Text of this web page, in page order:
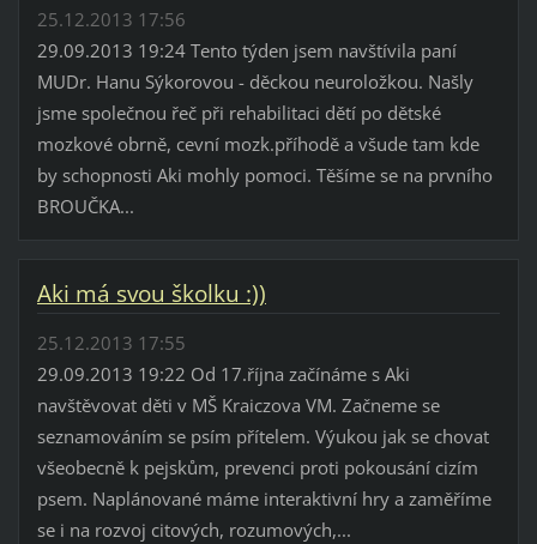
25.12.2013 17:56
29.09.2013 19:24 Tento týden jsem navštívila paní
MUDr. Hanu Sýkorovou - děckou neuroložkou. Našly
jsme společnou řeč při rehabilitaci dětí po dětské
mozkové obrně, cevní mozk.příhodě a všude tam kde
by schopnosti Aki mohly pomoci. Těšíme se na prvního
BROUČKA...
Aki má svou školku :))
25.12.2013 17:55
29.09.2013 19:22 Od 17.října začínáme s Aki
navštěvovat děti v MŠ Kraiczova VM. Začneme se
seznamováním se psím přítelem. Výukou jak se chovat
všeobecně k pejskům, prevenci proti pokousání cizím
psem. Naplánované máme interaktivní hry a zaměříme
se i na rozvoj citových, rozumových,...